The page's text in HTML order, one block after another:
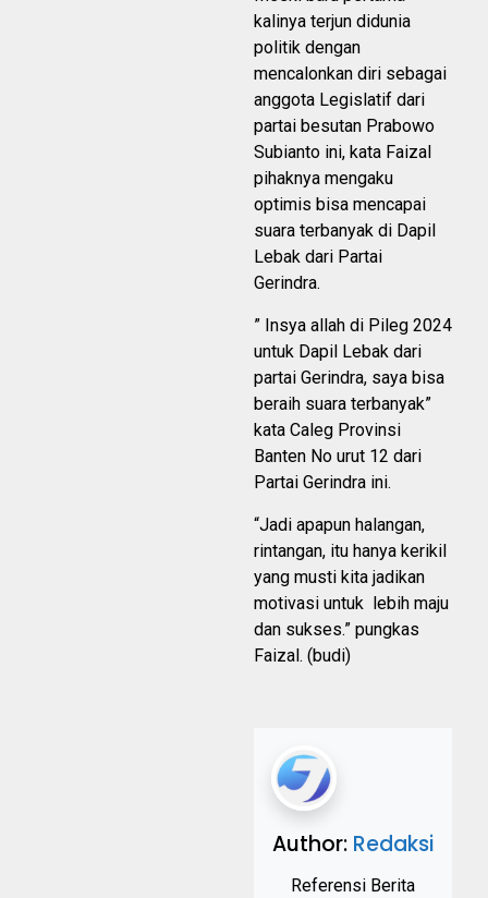
kalinya terjun didunia
politik dengan
mencalonkan diri sebagai
anggota Legislatif dari
partai besutan Prabowo
Subianto ini, kata Faizal
pihaknya mengaku
optimis bisa mencapai
suara terbanyak di Dapil
Lebak dari Partai
Gerindra.
” Insya allah di Pileg 2024
untuk Dapil Lebak dari
partai Gerindra, saya bisa
beraih suara terbanyak”
kata Caleg Provinsi
Banten No urut 12 dari
Partai Gerindra ini.
“Jadi apapun halangan,
rintangan, itu hanya kerikil
yang musti kita jadikan
motivasi untuk lebih maju
dan sukses.” pungkas
Faizal. (budi)
Author: Redaksi
Referensi Berita